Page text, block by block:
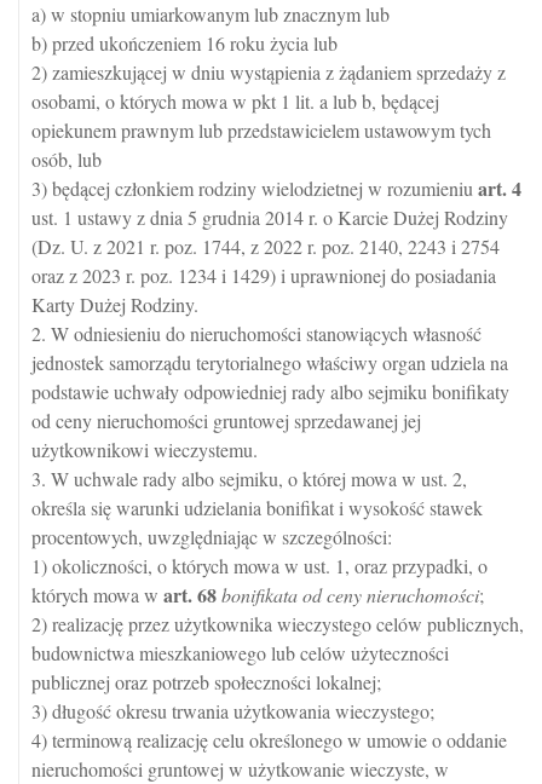
a) w stopniu umiarkowanym lub znacznym lub
b) przed ukończeniem 16 roku życia lub
2) zamieszkującej w dniu wystąpienia z żądaniem sprzedaży z
osobami, o których mowa w pkt 1 lit. a lub b, będącej
opiekunem prawnym lub przedstawicielem ustawowym tych
osób, lub
3) będącej członkiem rodziny wielodzietnej w rozumieniu art.4
ust. 1 ustawy z dnia 5 grudnia 2014 r. o Karcie Dużej Rodziny
(Dz. U. z 2021 r. poz. 1744, z 2022 r. poz. 2140, 2243 i 2754
oraz z 2023 r. poz. 1234 i 1429) i uprawnionej do posiadania
Karty Dużej Rodziny.
2. W odniesieniu do nieruchomości stanowiących własność
jednostek samorządu terytorialnego właściwy organ udziela na
podstawie uchwały odpowiedniej rady albo sejmiku bonifikaty
od ceny nieruchomości gruntowej sprzedawanej jej
użytkownikowi wieczystemu.
3. W uchwale rady albo sejmiku, o której mowa w ust. 2,
określa się warunki udzielania bonifikat i wysokość stawek
procentowych, uwzględniając w szczególności:
1) okoliczności, o których mowa w ust. 1, oraz przypadki, o
których mowa w art.68bonifikata od ceny nieruchomości;
2) realizację przez użytkownika wieczystego celów publicznych,
budownictwa mieszkaniowego lub celów użyteczności
publicznej oraz potrzeb społeczności lokalnej;
3) długość okresu trwania użytkowania wieczystego;
4) terminową realizację celu określonego w umowie o oddanie
nieruchomości gruntowej w użytkowanie wieczyste, w